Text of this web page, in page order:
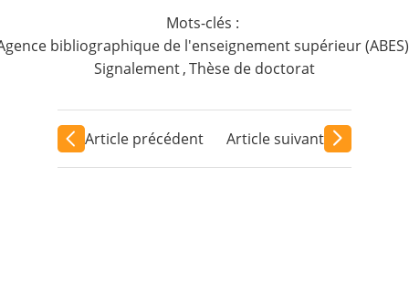
Mots-clés :
bibliographique de l'enseignement supérieur (ABES)
Signalement,Thèse de doctorat
Article précédent Article suivant